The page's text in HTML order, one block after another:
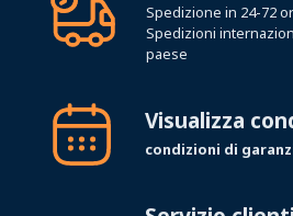
Spedizione in 24-72
Spedizioni
paese
Visualizza
condizioni di